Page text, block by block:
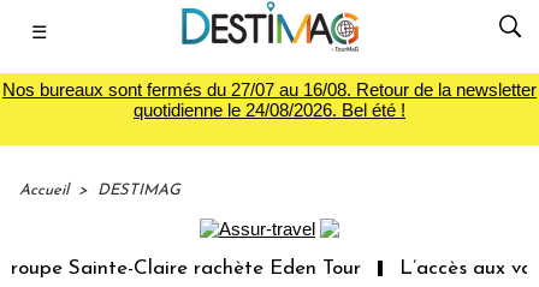
☰
Nos bureaux sont fermés du 27/07 au 16/08. Retour de la newsletter
quotidienne le 24/08/2026. Bel été !
Accueil > DESTIMAG
Sainte-Claire rachète Eden Tour L’accès aux